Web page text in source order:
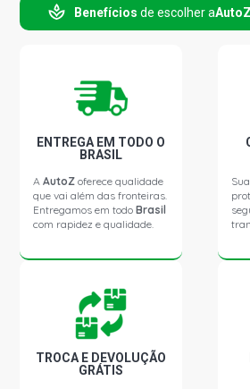
CHEVY 500 DL S PICKUP 1.6 8V
CHEVY 500 SL S PICKUP 1.6 8V
Benefícios de escolher aAutoZ
ENTREGA EM TODO O
BRASIL
AAutoZ oferece qualidade
que vai além das fronteiras.
Entregamos em todoBrasil
com rapidez e qualidade.
TROCA E DEVOLUÇÃO
GRÁTIS